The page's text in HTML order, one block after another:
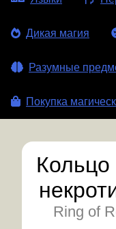
Дикая магия
Разумные
Покупка
Кольцо
Ring of